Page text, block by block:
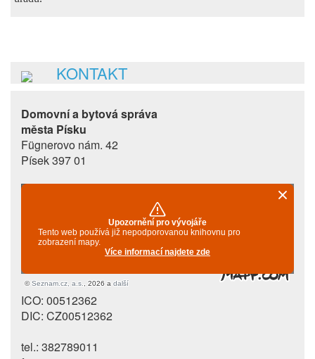
KONTAKT
Domovní a bytová správa
města Písku
Fügnerovo nám. 42
Písek 397 01
ICO: 00512362
DIC: CZ00512362
tel.: 382789011